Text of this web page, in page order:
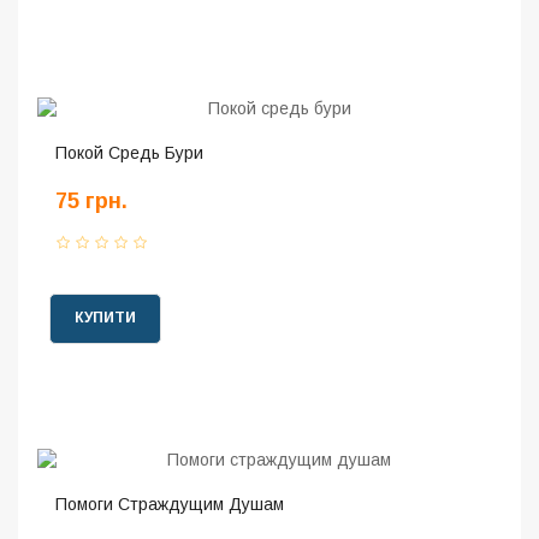
Покой Средь Бури
75 грн.
КУПИТИ
Помоги Страждущим Душам